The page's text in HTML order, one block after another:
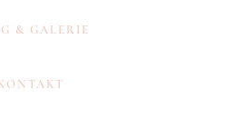
& GALERIE